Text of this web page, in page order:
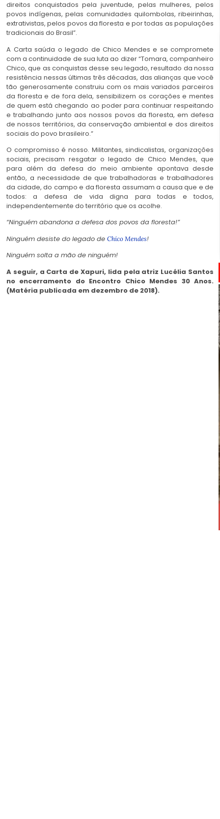
direitos conquistados pela juventude, pelas mulheres, pelos
povos indígenas, pelas comunidades quilombolas, ribeirinhas,
extrativistas, pelos povos da floresta e por todas as populações
tradicionais do Brasil”.
A Carta saúda o legado de Chico Mendes e se compromete
com a continuidade de sua luta ao dizer “Tomara, companheiro
Chico, que as conquistas desse seu legado, resultado da nossa
resistência nessas últimas três décadas, das alianças que você
tão generosamente construiu com os mais variados parceiros
da floresta e de fora dela, sensibilizem os corações e mentes
de quem está chegando ao poder para continuar respeitando
e trabalhando junto aos nossos povos da floresta, em defesa
de nossos territórios, da conservação ambiental e dos direitos
sociais do povo brasileiro.”
O compromisso é nosso. Militantes, sindicalistas, organizações
sociais, precisam resgatar o legado de Chico Mendes, que
para além da defesa do meio ambiente apontava desde
então, a necessidade de que trabalhadoras e trabalhadores
da cidade, do campo e da floresta assumam a causa que e de
todos: a defesa de vida digna para todas e todos,
independentemente do território que os acolhe.
“Ninguém abandona a defesa dos povos da floresta!”
Ninguém desiste do legado de Chico Mendes!
Ninguém solta a mão de ninguém!
A seguir, a Carta de Xapuri, lida pela atriz Lucélia Santos
no encerramento do Encontro Chico Mendes 30 Anos.
(Matéria publicada em dezembro de 2018).